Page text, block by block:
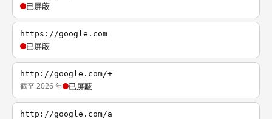
已屏蔽
https://google.com
已屏蔽
http://google.com/+
截至 2026 年 已屏蔽
http://google.com/a